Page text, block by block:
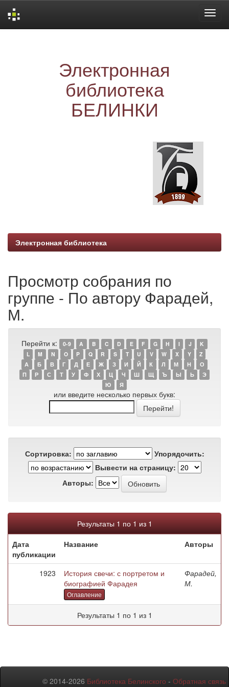
Электронная
библиотека
БЕЛИНКИ
Электронная библиотека
Просмотр собрания по
группе - По автору Фарадей,
М.
Перейти к: 0-9 A B C D E F G H I J
K
L
M N O P Q R S T U V W X Y
Z
А
Б В Г Д Е Ж З И Й К Л М Н
О
П
Р С Т У Ф Х Ц Ч Ш Щ Ъ Ы Ь
Э
Ю
Я
или введите несколько первых букв:
Сортировка:
Упорядочить:
Вывести на страницу:
Авторы:
Результаты 1 по 1 из 1
Дата
публикации
Название Авторы
1923
История свечи: с портретом и
биографией Фарадея
Оглавление
Фарадей,
М.
Результаты 1 по 1 из 1
© 2014-2026 Библиотека Белинского - Обратная связь